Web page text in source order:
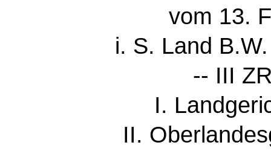
vom 13.
i. S. Land
-- III
I.
II.